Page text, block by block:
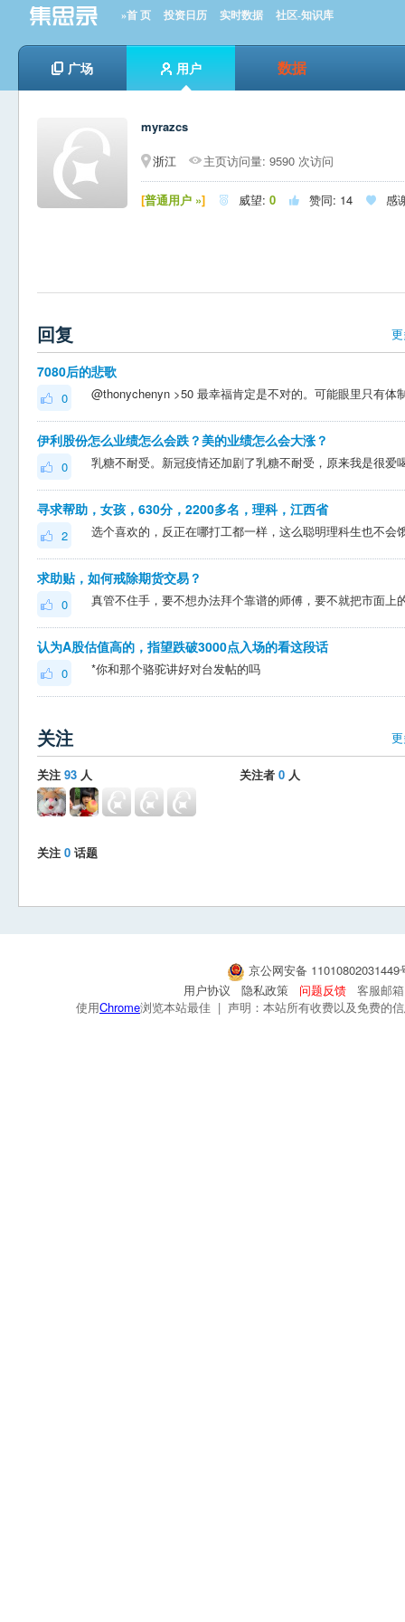
»首 页 投资日历 实时数据 社区-知识库
广场 用户 数据
myrazcs
浙江
主页访问量: 9590 次访问
[普通用户 »]  威望: 0  赞同: 14  感
回复
7080后的悲歌
0
伊利股份怎么业绩怎么会跌？美的业绩怎么会大涨？
0
寻求帮助，女孩，630分，2200多名，理科，江西省
2
求助贴，如何戒除期货交易？
0
认为A股估值高的，指望跌破3000点入场的看这段话
0 *你和那个骆驼讲好对台发帖的吗
关注
关注 93 人 关注者 0 人
关注 0 话题
京公网安备
用户协议
隐私政策 问题反馈
客服邮
使用Chrome浏览本站最佳 | 声明：本站所有收费以及免费的